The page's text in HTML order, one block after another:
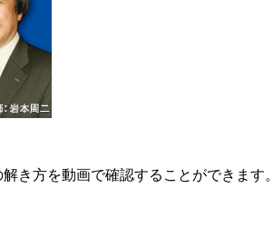
き方を動画で確認することができます。